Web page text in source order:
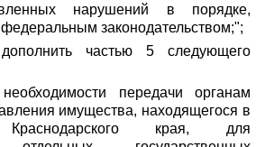
нарушений в порядке,
законодательством;";
частью 5 следующего
передачи органам
имущества, находящегося в
Краснодарского края, для